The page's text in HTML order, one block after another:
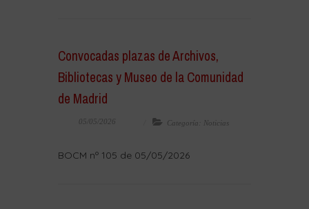
Convocadas plazas de Archivos,
Bibliotecas y Museo de la Comunidad
de Madrid
05/05/2026 Categoría: Noticias
BOCM nº 105 de 05/05/2026